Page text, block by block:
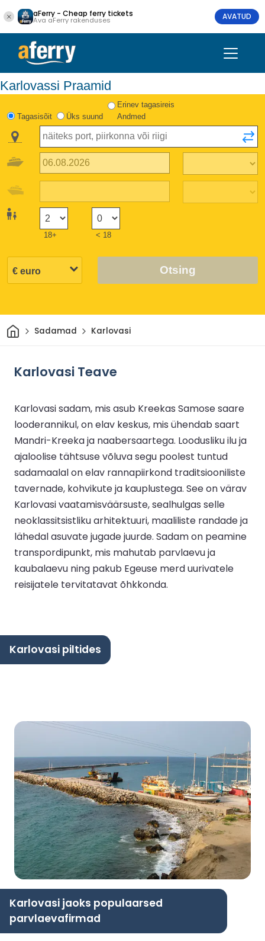
aFerry - Cheap ferry tickets
Ava aFerry rakenduses AVATUD
Karlovassi Praamid
Tagasisõit Üks suund
Erinev tagasireis
Andmed
18+ < 18
Otsing
Avaleht
Sadamad Karlovasi
Karlovasi Teave
Karlovasi sadam, mis asub Kreekas Samose saare
looderannikul, on elav keskus, mis ühendab saart
Mandri-Kreeka ja naabersaartega. Loodusliku ilu ja
ajaloolise tähtsuse võluva segu poolest tuntud
sadamaalal on elav rannapiirkond traditsiooniliste
tavernade, kohvikute ja kauplustega. See on värav
Karlovasi vaatamisväärsuste, sealhulgas selle
neoklassitsistliku arhitektuuri, maaliliste randade ja
lähedal asuvate jugade juurde. Sadam on peamine
transpordipunkt, mis mahutab parvlaevu ja
kaubalaevu ning pakub Egeuse merd uurivatele
reisijatele tervitatavat õhkkonda.
Karlovasi piltides
Karlovasi jaoks populaarsed
parvlaevafirmad